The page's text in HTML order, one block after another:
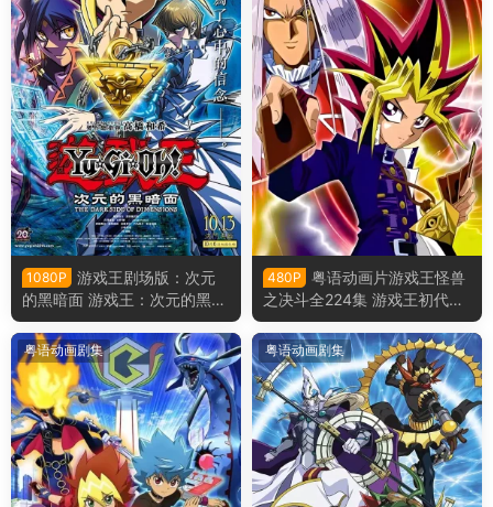
1080P
游戏王剧场版：次元
的黑暗面 游戏王：次元的黑暗
面粤语版
480P
粤语动画片游戏王怪兽
之决斗全224集 游戏王初代粤
语版
粤语动画剧集 粤语动画剧集